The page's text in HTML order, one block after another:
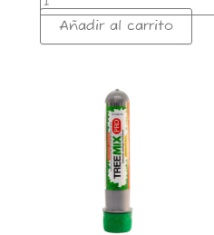
Añadir al carrito
POTENCIADOR